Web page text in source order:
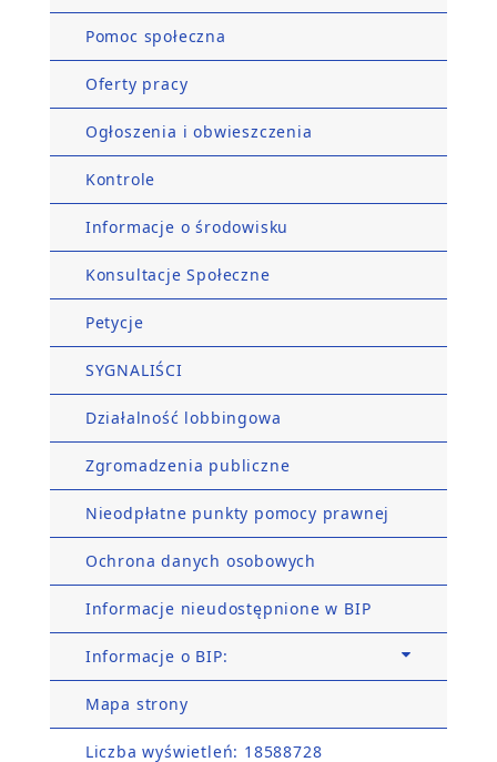
Pomoc społeczna
Oferty pracy
Ogłoszenia i obwieszczenia
Kontrole
Informacje o środowisku
Konsultacje Społeczne
Petycje
SYGNALIŚCI
Działalność lobbingowa
Zgromadzenia publiczne
Nieodpłatne punkty pomocy prawnej
Ochrona danych osobowych
Informacje nieudostępnione w BIP
Informacje o BIP:
Mapa strony
Liczba wyświetleń: 18588728